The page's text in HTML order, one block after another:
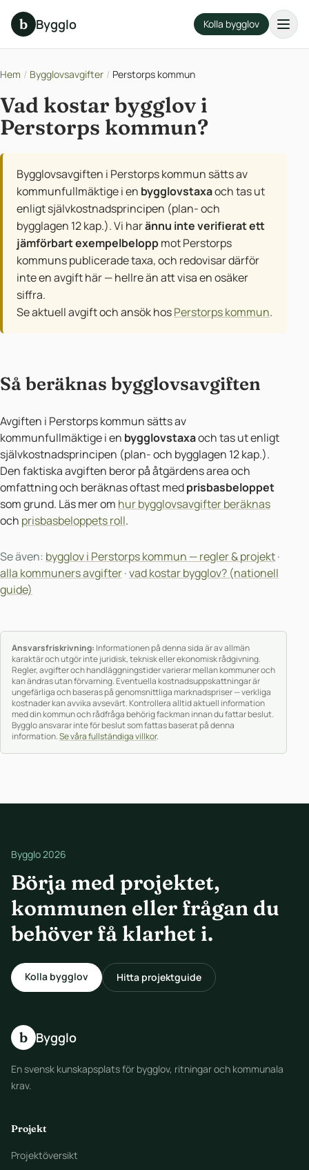
b Bygglo Kolla bygglov
Hem / Bygglovsavgifter / Perstorps kommun
Vad kostar bygglov i
Perstorps kommun?
Bygglovsavgiften i Perstorps kommun sätts av
kommunfullmäktige i en bygglovstaxaoch tas ut
enligt självkostnadsprincipen (plan- och
bygglagen 12 kap.). Vi harännu inte verifierat ett
jämförbart exempelbeloppmot Perstorps
kommuns publicerade taxa, och redovisar därför
inte en avgift här — hellre än att visa en osäker
siffra.
Se aktuell avgift och ansök hosPerstorps kommun.
Så beräknas bygglovsavgiften
Avgiften i Perstorps kommun sätts av
kommunfullmäktige i en bygglovstaxaoch tas ut enligt
självkostnadsprincipen (plan- och bygglagen 12 kap.).
Den faktiska avgiften beror på åtgärdens area och
omfattning och beräknas oftast medprisbasbeloppet
som grund. Läs mer om hur bygglovsavgifter beräknas
och prisbasbeloppets roll.
Se även: bygglov i Perstorps kommun — regler & projekt·
alla kommuners avgifter·vad kostar bygglov? (nationell
guide)
Ansvarsfriskrivning: Informationen på denna sida är av allmän
karaktär och utgör inte juridisk, teknisk eller ekonomisk rådgivning.
Regler, avgifter och handläggningstider varierar mellan kommuner och
kan ändras utan förvarning. Eventuella kostnadsuppskattningar är
ungefärliga och baseras på genomsnittliga marknadspriser — verkliga
kostnader kan avvika avsevärt. Kontrollera alltid aktuell information
med din kommun och rådfråga behörig fackman innan du fattar beslut.
Bygglo ansvarar inte för beslut som fattas baserat på denna
information.Se våra fullständiga villkor.
Bygglo 2026
Börja med projektet,
kommunen eller frågan du
behöver få klarhet i.
Kolla bygglov Hitta projektguide
b Bygglo
En svensk kunskapsplats för bygglov, ritningar och kommunala
krav.
Projekt
Projektöversikt